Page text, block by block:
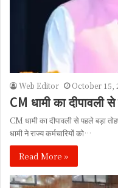
Web Editor October 15,
CM धामी का दीपावली
CM धामी का दीपावली से पहले बड़ा
धामी ने राज्य कर्मचारियों को…
Read More »